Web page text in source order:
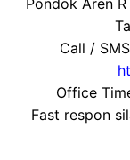
Call /
Office
Fast respon